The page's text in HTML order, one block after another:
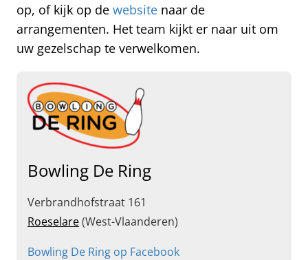
op, of kijk op de website naar de
arrangementen. Het team kijkt er naar uit om
uw gezelschap te verwelkomen.
Bowling De Ring
Verbrandhofstraat 161
Roeselare(West-Vlaanderen)
Bowling De Ring op Facebook